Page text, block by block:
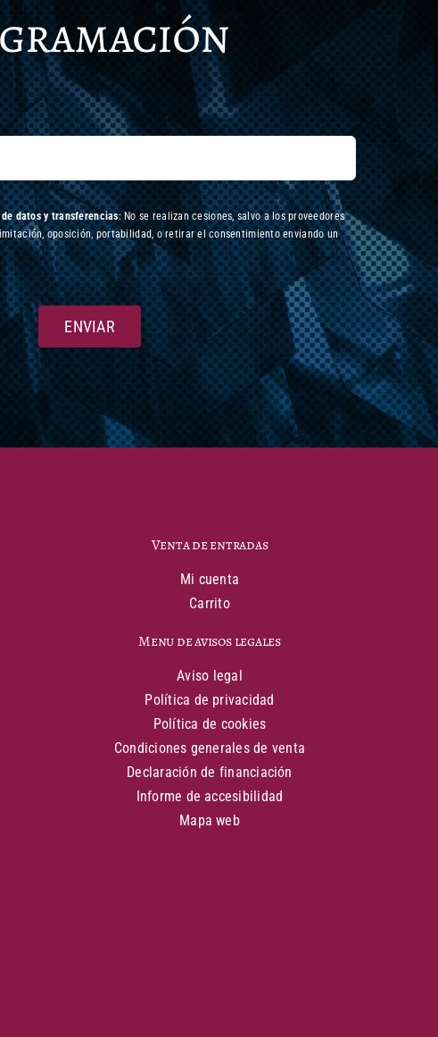
de datos y transferencias: No se realizan cesiones, salvo a los proveedores
oposición, portabilidad, o retirar el consentimiento enviando un
ENVIAR
Venta de entradas
Mi cuenta
Carrito
Menu de avisos legales
Aviso legal
Política de privacidad
Política de cookies
Condiciones generales de venta
Declaración de financiación
Informe de accesibilidad
Mapa web